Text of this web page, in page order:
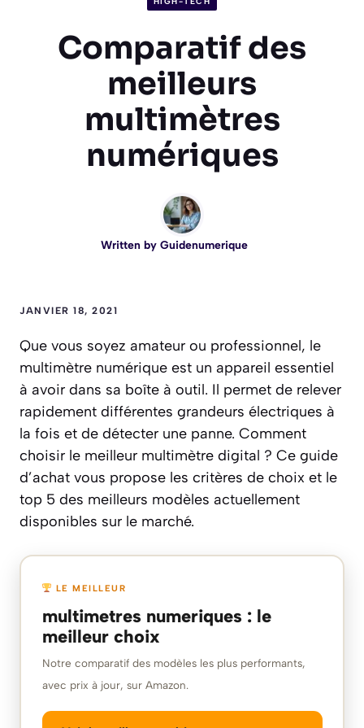
Comparatif des
meilleurs
multimètres
numériques
Written by Guidenumerique
JANVIER 18, 2021
Que vous soyez amateur ou professionnel, le
multimètre numérique est un appareil essentiel
à avoir dans sa boîte à outil. Il permet de relever
rapidement différentes grandeurs électriques à
la fois et de détecter une panne. Comment
choisir le meilleur multimètre digital ? Ce guide
d’achat vous propose les critères de choix et le
top 5 des meilleurs modèles actuellement
disponibles sur le marché.
LE MEILLEUR
multimetres numeriques : le
meilleur choix
Notre comparatif des modèles les plus performants,
avec prix à jour, sur Amazon.